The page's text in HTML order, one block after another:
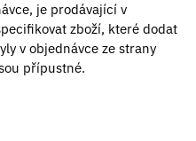
je prodávající v
zboží, které dodat
v objednávce ze strany
přípustné.